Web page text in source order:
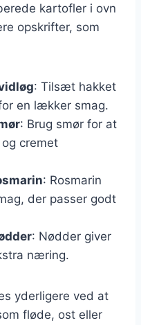
kartofler i ovn
opskrifter, som
: Tilsæt hakket
en lækker smag.
: Brug smør for at
cremet
: Rosmarin
der passer godt
: Nødder giver
næring.
yderligere ved at
fløde, ost eller